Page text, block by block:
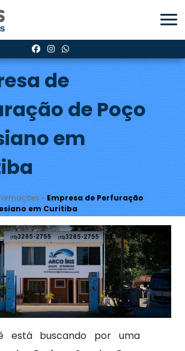
de
de Poço
em
» Empresa de Perfuração
em Curitiba
está buscando por uma